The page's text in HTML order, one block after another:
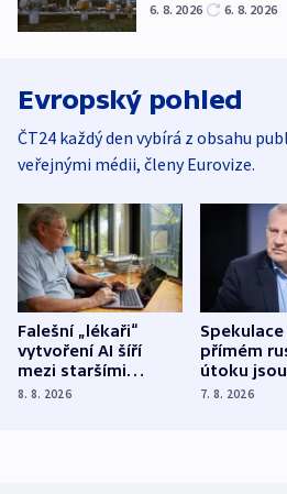
6. 8. 2026 6. 8. 2026
Evropský pohled
ČT24 každý den vybírá z obsahu
veřejnými médii, členy Eurovize.
Falešní „lékaři“
vytvoření AI šíří
mezi staršími
Poláky nebezpečné
8. 8. 2026
Spekulace
přímém
útoku
míní
7. 8. 2026